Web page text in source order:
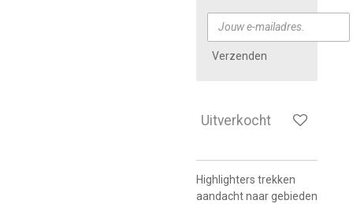
Verzenden
Uitverkocht
Highlighters trekken
aandacht naar gebieden